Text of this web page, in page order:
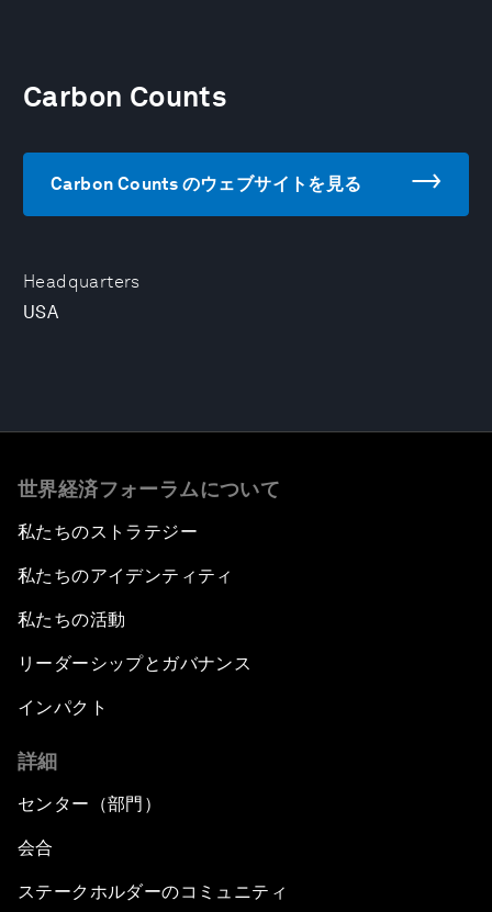
Headquarters
USA
Carbon Counts
Carbon Counts のウェブサイトを見る
世界経済フォーラムについて
私たちのストラテジー
私たちのアイデンティティ
私たちの活動
リーダーシップとガバナンス
インパクト
詳細
センター（部門）
会合
ステークホルダーのコミュニティ